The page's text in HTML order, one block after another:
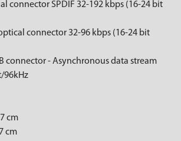
connector SPDIF 32-192 kbps (16-24 bit
connector 32-96 kbps (16-24 bit
connector - Asynchronous data stream
96kHz
cm
cm